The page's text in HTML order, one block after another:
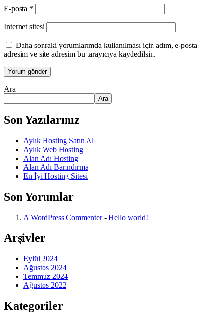
E-posta *
İnternet sitesi
Daha sonraki yorumlarımda kullanılması için adım, e-posta
adresim ve site adresim bu tarayıcıya kaydedilsin.
Ara
Ara
Son Yazılarınız
Aylık Hosting Satın Al
Aylık Web Hosting
Alan Adı Hosting
Alan Adı Barındırma
En İyi Hosting Sitesi
Son Yorumlar
A WordPress Commenter- Hello world!
Arşivler
Eylül 2024
Ağustos 2024
Temmuz 2024
Ağustos 2022
Kategoriler